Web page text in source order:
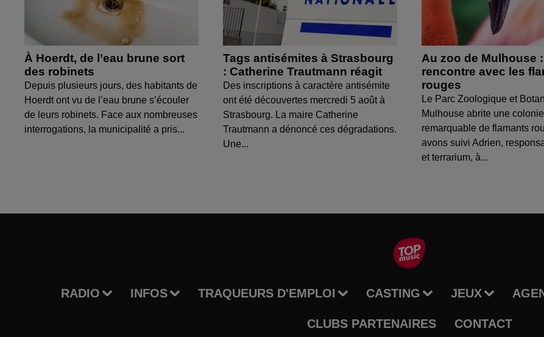
À Hoerdt, de l’eau brune sort
des robinets
Depuis plusieurs jours, des habitants de
Hoerdt ont vu de l’eau brune s’écouler
de leurs robinets. Face aux nombreuses
interrogations, la municipalité a pris...
Tags antisémites à Strasbourg
: Catherine Trautmann réagit
Des inscriptions à caractère antisémite
ont été découvertes mercredi 5 août à
Strasbourg. La maire Catherine
Trautmann a dénoncé ces dégradations.
Une...
Au zoo de Mulhouse :
rencontre avec les
rouges
Le Parc Zoologique et
Mulhouse abrite une colonie
remarquable de flamants
avons suivi Adrien,
et terrarium, à...
RADIO INFOS TRAQUEURS D'EMPLOI CASTING JEUX
CLUBS PARTENAIRES CONTACT